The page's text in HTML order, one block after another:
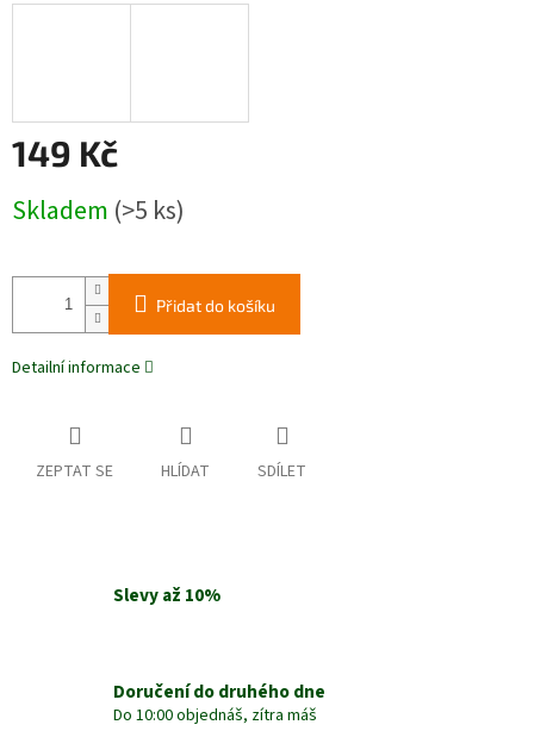
149 Kč
cena:
Skladem (>5 ks)
Přidat do košíku
Detailní informace
ZEPTAT SE HLÍDAT SDÍLET
Slevy až 10%
Doručení do druhého dne
Do 10:00 objednáš, zítra máš